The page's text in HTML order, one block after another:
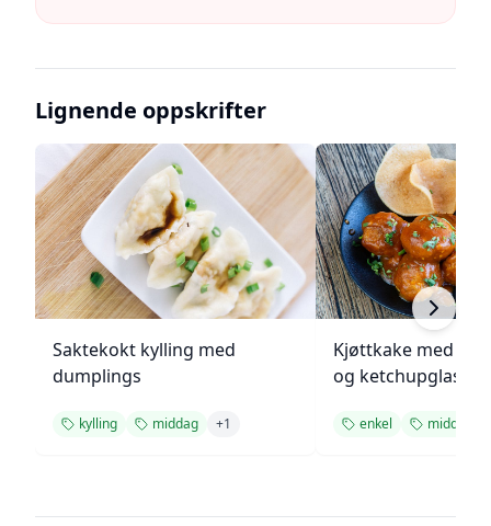
Lignende oppskrifter
Saktekokt kylling med
dumplings
kylling middag +1
Kjøttkake med
og ketchupglasur
enkel middag